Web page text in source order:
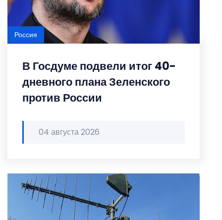
В Госдуме подвели итог 40-
дневного плана Зеленского
против России
04 августа 2026
Россия